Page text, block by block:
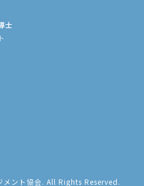
士
ント協会. All Rights Reserved.